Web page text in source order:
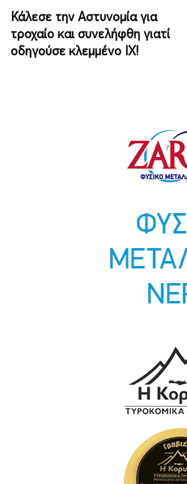
Κάλεσε την Αστυνομία για
τροχαίο και συνελήφθη γιατί
οδηγούσε κλεμμένο ΙΧ!